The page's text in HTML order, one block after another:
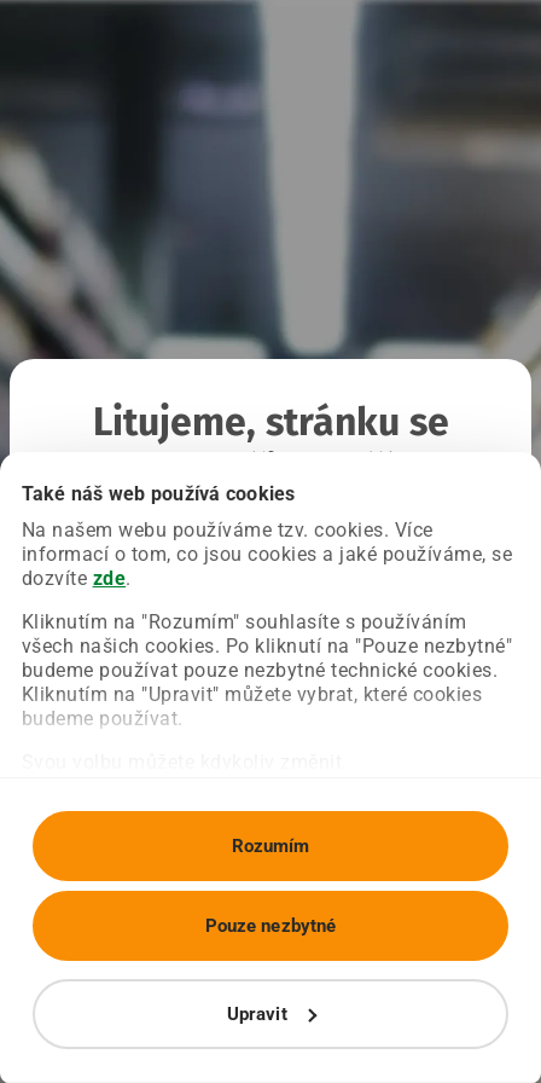
Také náš web používá cookies
Na našem webu používáme tzv. cookies. Více
informací o tom, co jsou cookies a jaké používáme, se
dozvíte zde.
Kliknutím na "Rozumím" souhlasíte s používáním
všech našich cookies. Po kliknutí na "Pouze nezbytné"
budeme používat pouze nezbytné technické cookies.
Kliknutím na "Upravit" můžete vybrat, které cookies
budeme používat.
Rozumím
Upravit
Pouze nezbytné
Litujeme, stránku se
Chyba nastala na naší straně a už ji opravujeme.
Zkuste prosím znovu načíst požadovanou stránku.
Obnovit stránku Úvodní strana